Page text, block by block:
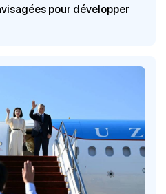
pour développer